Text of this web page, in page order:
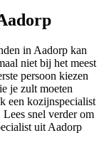
in Aadorp kan
niet bij het meest
persoon kiezen
je zult moeten
een kozijnspecialist
snel verder om
uit Aadorp